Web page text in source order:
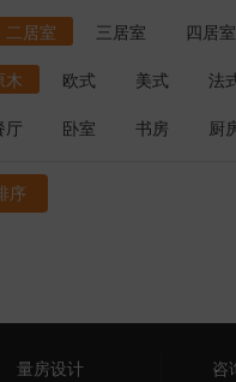
二居室 三居室
四居室
木 欧式 美式
法
厅 卧室 书房 厨
序
量房设计 咨